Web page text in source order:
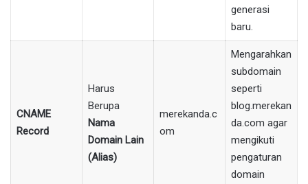
generasi
baru.
CNAME
Record
Harus
Berupa
Nama
Domain Lain
(Alias)
merekanda.c
om
Mengarahkan
subdomain
seperti
blog.merekan
da.com agar
mengikuti
pengaturan
domain